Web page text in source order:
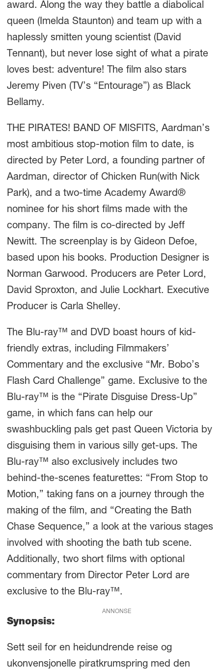
award. Along the way they battle a diabolical
queen (Imelda Staunton) and team up with a
haplessly smitten young scientist (David
Tennant), but never lose sight of what a pirate
loves best: adventure! The film also stars
Jeremy Piven (TV’s “Entourage”) as Black
Bellamy.
THE PIRATES! BAND OF MISFITS, Aardman’s
most ambitious stop-motion film to date, is
directed by Peter Lord, a founding partner of
Aardman, director of Chicken Run(with Nick
Park), and a two-time Academy Award®
nominee for his short films made with the
company. The film is co-directed by Jeff
Newitt. The screenplay is by Gideon Defoe,
based upon his books. Production Designer is
Norman Garwood. Producers are Peter Lord,
David Sproxton, and Julie Lockhart. Executive
Producer is Carla Shelley.
The Blu-ray™ and DVD boast hours of kid-
friendly extras, including Filmmakers’
Commentary and the exclusive “Mr. Bobo’s
Flash Card Challenge” game. Exclusive to the
Blu-ray™ is the “Pirate Disguise Dress-Up”
game, in which fans can help our
swashbuckling pals get past Queen Victoria by
disguising them in various silly get-ups. The
Blu-ray™ also exclusively includes two
behind-the-scenes featurettes: “From Stop to
Motion,” taking fans on a journey through the
making of the film, and “Creating the Bath
Chase Sequence,” a look at the various stages
involved with shooting the bath tub scene.
Additionally, two short films with optional
commentary from Director Peter Lord are
exclusive to the Blu-ray™.
ANNONSE
Synopsis:
Sett seil for en heidundrende reise og
ukonvensjonelle piratkrumspring med den